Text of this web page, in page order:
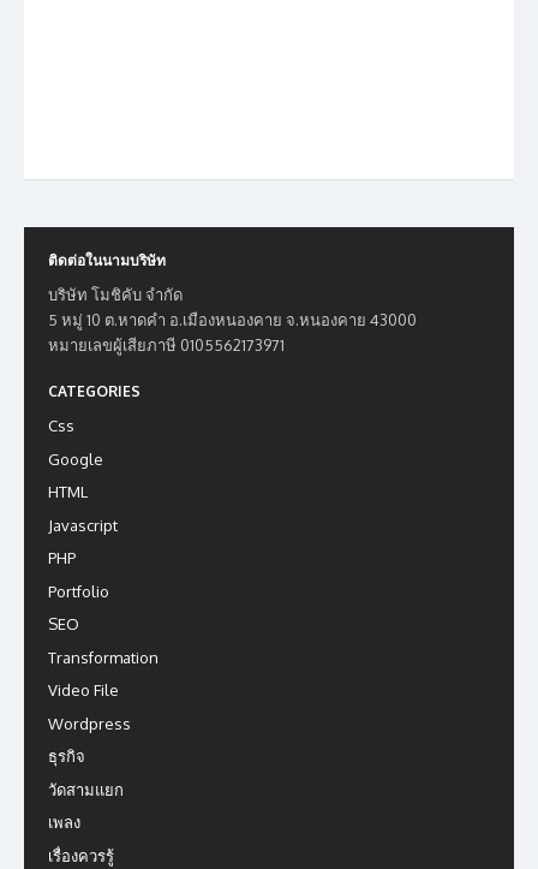
ติดต่อในนามบริษัท
บริษัท โมชิคับ จำกัด
5 หมู่ 10 ต.หาดคำ อ.เมืองหนองคาย จ.หนองคาย 43000
หมายเลขผู้เสียภาษี 0105562173971
CATEGORIES
Css
Google
HTML
Javascript
PHP
Portfolio
SEO
Transformation
Video File
Wordpress
ธุรกิจ
วัดสามแยก
เพลง
เรื่องควรรู้